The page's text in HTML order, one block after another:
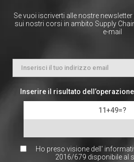
Se vuoi iscriverti alle nostre
sui nostri corsi in ambito Supply
e-mail
Inserire il risultato
11+49=?
Ho preso visione dell'
2016/679 disponibile al